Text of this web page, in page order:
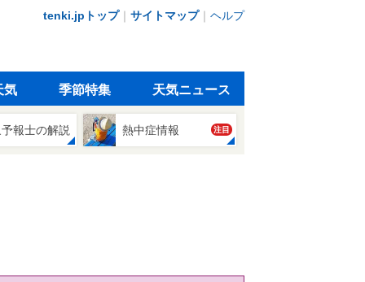
tenki.jpトップ｜ サイトマップ｜ ヘルプ
気 季節特集 天気ニュース
報士の解説 熱中症情報 注目